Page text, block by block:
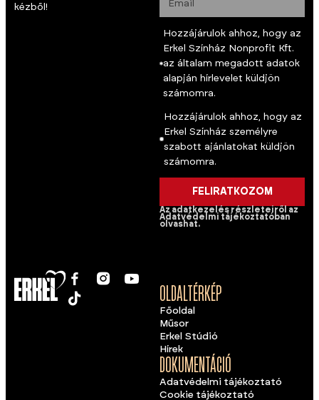
kézből!
Hozzájárulok ahhoz, hogy az
Erkel Színház Nonprofit Kft.
az általam megadott adatok
alapján hírlevelet küldjön
számomra.
Hozzájárulok ahhoz, hogy az
Erkel Színház személyre
szabott ajánlatokat küldjön
számomra.
FELIRATKOZOM
Az adatkezelés részleteiről az
Adatvédelmi tájékoztatóban
olvashat.
OLDALTÉRKÉP
Főoldal
Műsor
Erkel Stúdió
Hírek
DOKUMENTÁCIÓ
Adatvédelmi tájékoztató
Cookie tájékoztató